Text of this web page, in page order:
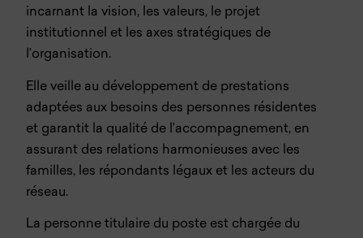
incarnant la vision, les valeurs, le projet
institutionnel et les axes stratégiques de
l’organisation.
Elle veille au développement de prestations
adaptées aux besoins des personnes résidentes
et garantit la qualité de l’accompagnement, en
assurant des relations harmonieuses avec les
familles, les répondants légaux et les acteurs du
réseau.
La personne titulaire du poste est chargée du